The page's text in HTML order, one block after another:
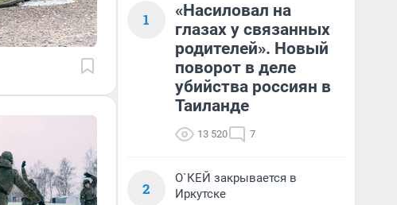
1
«Насиловал на
глазах у связанных
родителей». Новый
поворот в деле
убийства россиян в
Таиланде
13 520 7
2
О`КЕЙ закрывается в
Иркутске